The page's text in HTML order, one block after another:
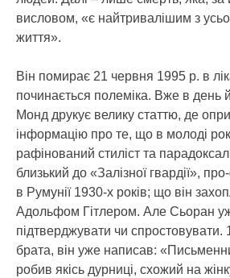
висловом, «є найтривалішим з
життя».
Він помирає 21 червня 1995 р. в
починається полеміка. Вже в день
Монд друкує велику статтю, де
інформацію про те, що в молоді
рафінований стиліст та
близький до «Залізної гвардії»,
в Румунії 1930-х років; що він
Адольфом Гітлером. Але Сьоран
підтверджувати чи спростовувати.
брата, він уже написав:
робив якісь дурниці, схожий на